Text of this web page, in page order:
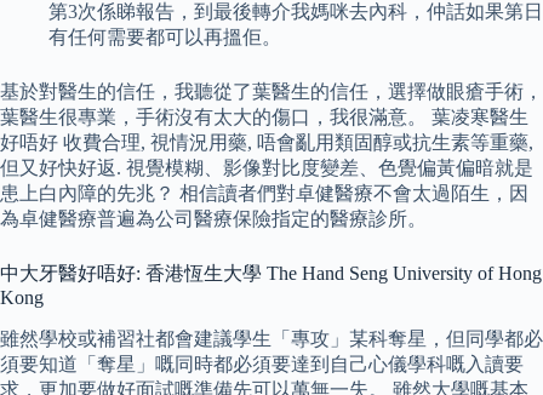
第3次係睇報告，到最後轉介我媽咪去內科，仲話如果第日
有任何需要都可以再搵佢。
基於對醫生的信任，我聽從了葉醫生的信任，選擇做眼瘡手術，
葉醫生很專業，手術沒有太大的傷口，我很滿意。 葉凌寒醫生
好唔好 收費合理, 視情況用藥, 唔會亂用類固醇或抗生素等重藥,
但又好快好返. 視覺模糊、影像對比度變差、色覺偏黃偏暗就是
患上白內障的先兆？ 相信讀者們對卓健醫療不會太過陌生，因
為卓健醫療普遍為公司醫療保險指定的醫療診所。
中大牙醫好唔好: 香港恆生大學 The Hand Seng University of Hong
Kong
雖然學校或補習社都會建議學生「專攻」某科奪星，但同學都必
須要知道「奪星」嘅同時都必須要達到自己心儀學科嘅入讀要
求，更加要做好面試嘅準備先可以萬無一失。 雖然大學嘅基本